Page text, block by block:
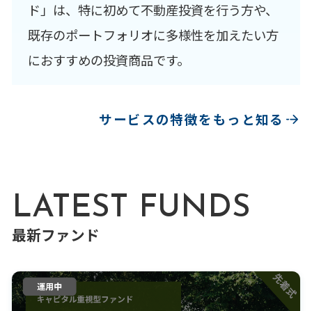
ド」は、特に初めて不動産投資を行う方や、
既存のポートフォリオに多様性を加えたい方
におすすめの投資商品です。
サービスの特徴をもっと知る
LATEST FUNDS
最新ファンド